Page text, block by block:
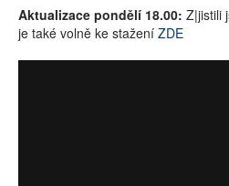
Aktualizace pondělí 18.00: Z|jistili
je také volně ke stažení ZDE